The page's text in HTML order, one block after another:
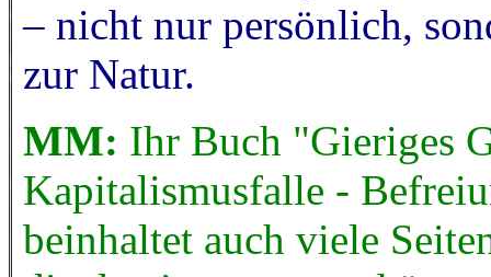
– nicht nur persönlich,
zur Natur.
MM: Ihr Buch "Gieriges
Kapitalismusfalle -
beinhaltet auch viele